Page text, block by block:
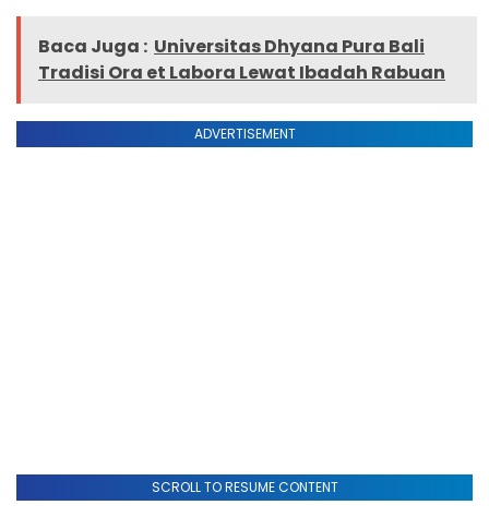
Baca Juga : Universitas Dhyana Pura Bali
Tradisi Ora et Labora Lewat Ibadah Rabuan
ADVERTISEMENT
SCROLL TO RESUME CONTENT